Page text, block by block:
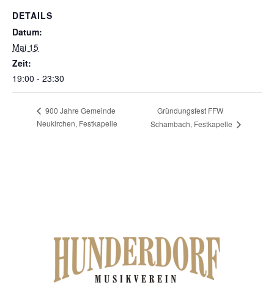
DETAILS
Datum:
Mai 15
Zeit:
19:00 - 23:30
900 Jahre Gemeinde
Neukirchen, Festkapelle
Gründungsfest FFW
Schambach, Festkapelle